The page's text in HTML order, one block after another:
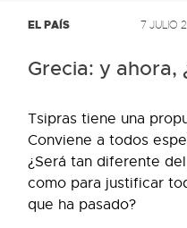
EL PAÍS 7 JULIO
Grecia: y ahora,
Tsipras tiene una
Conviene a todos
¿Será tan diferente
como para justificar
que ha pasado?